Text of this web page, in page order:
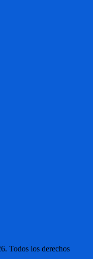
Todos los derechos